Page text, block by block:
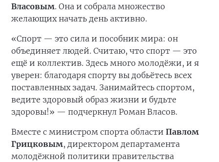
Власовым. Она и собрала множество
желающих начать день активно.
«Спорт — это сила и пособник мира: он
объединяет людей. Считаю, что спорт — это
ещё и коллектив. Здесь много молодёжи, и я
уверен: благодаря спорту вы добьётесь всех
поставленных задач. Занимайтесь спортом,
ведите здоровый образ жизни и будьте
здоровы!» — подчеркнул Роман Власов.
Вместе с министром спорта области Павлом
Грицковым, директором департамента
молодёжной политики правительства